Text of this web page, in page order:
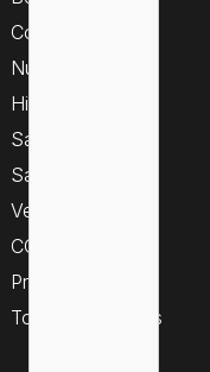
Cosmética
Nutrición
Higiene
Sallud y botiquín
Salud sexual
Veterinaria
COVID 19
Promociones
Todas las marcas